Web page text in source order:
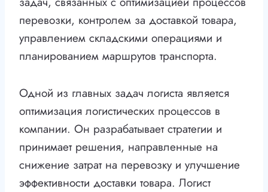
перевозки, контролем за доставкой товара,
управлением складскими операциями и
планированием маршрутов транспорта.
Одной из главных задач логиста является
оптимизация логистических процессов в
компании. Он разрабатывает стратегии и
принимает решения, направленные на
снижение затрат на перевозку и улучшение
эффективности доставки товара. Логист